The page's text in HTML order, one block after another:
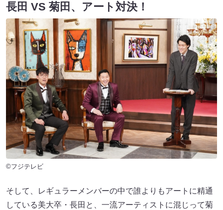
長田 VS 菊田、アート対決！
©フジテレビ
そして、レギュラーメンバーの中で誰よりもアートに精通
している美大卒・長田と、一流アーティストに混じって菊